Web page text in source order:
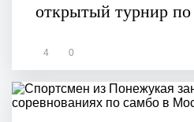
открытый турнир по
4 0